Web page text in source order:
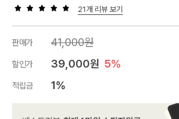
21개 리뷰 보기
판매가 41,000원
할인가 39,000원 5%
적립금 1%